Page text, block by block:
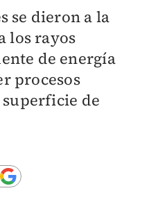
se dieron a la
los rayos
de energía
procesos
de